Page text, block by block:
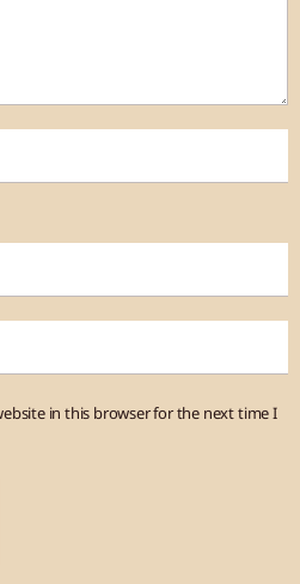
in this browser for the next time I